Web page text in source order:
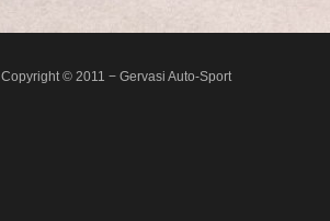
Copyright © 2011 − Gervasi Auto-Sport